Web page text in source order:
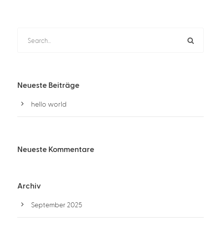
Neueste Beiträge
hello world
Neueste Kommentare
Archiv
September 2025